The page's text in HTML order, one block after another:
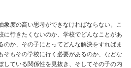
象度の高い思考ができなければならない。こ
に行きたくないのか、学校でどんなことがあ
のか、その子にとってどんな解決をすればま
そもその学校に行く必要があるのか、などな
している関係性を見抜き、そしてその子の内